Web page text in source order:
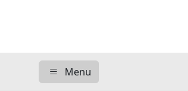
Menu